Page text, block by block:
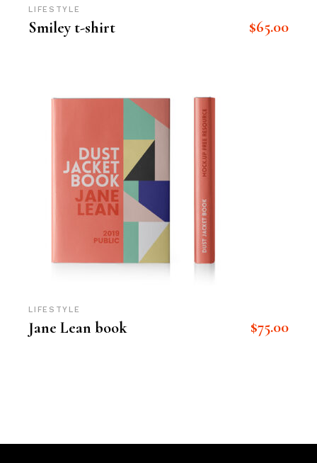
LIFESTYLE
Smiley t-shirt $65.00
LIFESTYLE
Jane Lean book $75.00